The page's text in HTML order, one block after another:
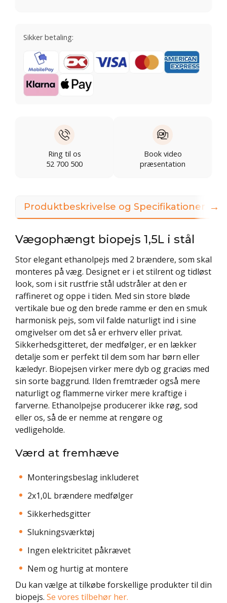
Sikker betaling:
Ring til os
52 700 500
Book video
præsentation
Produktbeskrivelse og Specifikationer
Vægophængt biopejs 1,5L i stål
Stor elegant ethanolpejs med 2 brændere, som skal
monteres på væg. Designet er i et stilrent og tidløst
look, som i sit rustfrie stål udstråler at den er
raffineret og oppe i tiden. Med sin store bløde
vertikale bue og den brede ramme er den en smuk
harmonisk pejs, som vil falde naturligt ind i sine
omgivelser om det så er erhverv eller privat.
Sikkerhedsgitteret, der medfølger, er en lækker
detalje som er perfekt til dem som har børn eller
kæledyr. Biopejsen virker mere dyb og graciøs med
sin sorte baggrund. Ilden fremtræder også mere
naturligt og flammerne virker mere kraftige i
farverne. Ethanolpejse producerer ikke røg, sod
eller os, så de er nemme at rengøre og
vedligeholde.
Værd at fremhæve
Monteringsbeslag inkluderet
2x1,0L brændere medfølger
Sikkerhedsgitter
Slukningsværktøj
Ingen elektricitet påkrævet
Nem og hurtig at montere
Du kan vælge at tilkøbe forskellige produkter til din
biopejs. Se vores tilbehør her.
→